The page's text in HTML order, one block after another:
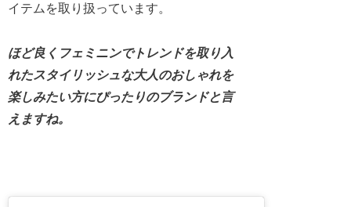
イテムを取り扱っています。
ほど良くフェミニンでトレンドを取り入
れたスタイリッシュな大人のおしゃれを
楽しみたい方にぴったりのブランドと言
えますね。